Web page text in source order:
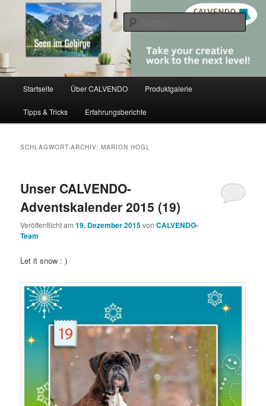
primären
springen
sekundären
springenCALVENDO
share creativity
Startseite Über CALVENDO Produktgalerie
Tipps & Tricks Erfahrungsberichte
SCHLAGWORT-ARCHIV:MARION HOGL
Unser CALVENDO-
Adventskalender 2015 (19)
Veröffentlicht am19. Dezember 2015vonCALVENDO-
Team
Let it snow : )